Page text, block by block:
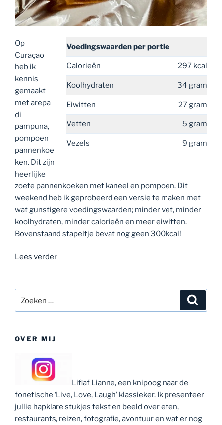
Voedingswaardenper portie
Calorieën 297 kcal
Koolhydraten 34 gram
Eiwitten 27 gram
Vetten 5 gram
Vezels 9 gram
Op
Curaçao
heb ik
kennis
gemaakt
met arepa
di
pampuna,
pompoen
pannenkoe
ken. Dit zijn
heerlijke
zoete pannenkoeken met kaneel en pompoen. Dit
weekend heb ik geprobeerd een versie te maken met
wat gunstigere voedingswaarden; minder vet, minder
koolhydraten, minder calorieën en meer eiwitten.
Bovenstaand stapeltje bevat nog geen 300kcal!
Lees verder“Macrovriendelijke
naar:
OVER MIJ
Liflaf Lianne, een knipoog naar de
fonetische ‘Live, Love, Laugh’ klassieker. Ik presenteer
jullie hapklare stukjes tekst en beeld over eten,
restaurants, reizen, fotografie, avontuur en wat er nog